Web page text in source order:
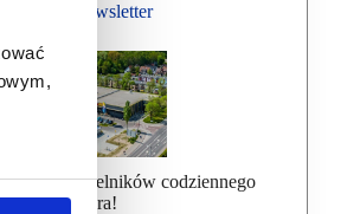
Bezpłatny Newsletter
7000 czytelników codziennego
newslettera!